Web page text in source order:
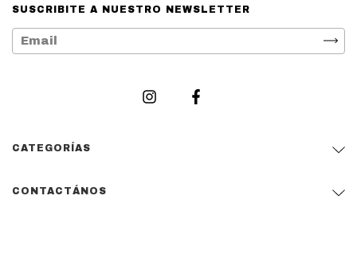
SUSCRIBITE A NUESTRO NEWSLETTER
CATEGORÍAS
CONTACTÁNOS